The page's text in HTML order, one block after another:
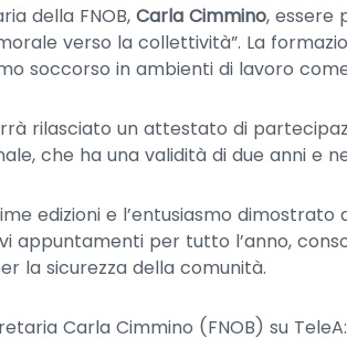
della FNOB, Carla Cimmino, essere
verso la collettività”. La
soccorso in ambienti di lavoro
rilasciato un attestato di
che ha una validità di due anni e
edizioni e l’entusiasmo
appuntamenti per tutto l’anno,
la sicurezza della comunità.
Carla Cimmino (FNOB) su TeleA: